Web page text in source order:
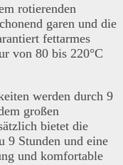
rotierenden
garen und die
fettarmes
von 80 bis 220°C
werden durch 9
großen
bietet die
9 Stunden und eine
und komfortable